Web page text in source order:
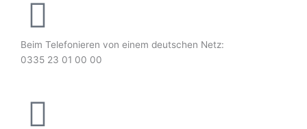
Beim Telefonieren von einem deutschen Netz:
0335 23 01 00 00